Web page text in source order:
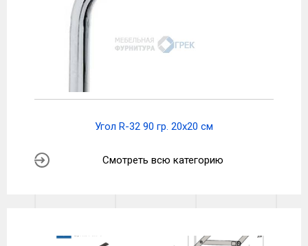
Угол R-32 90 гр. 20х20 см
Смотреть всю категорию